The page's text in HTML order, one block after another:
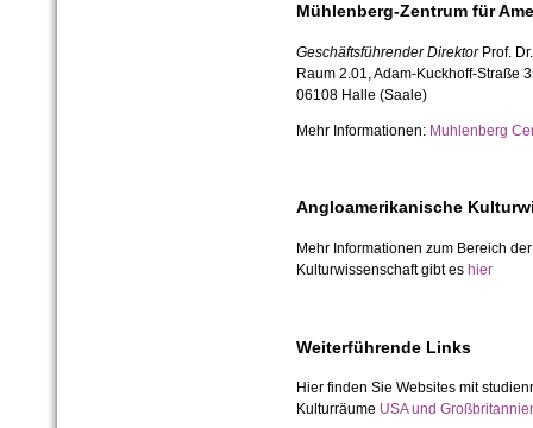
Mühlenberg-Zentrum für
Geschäftsführender Direktor Prof.
Raum 2.01, Adam-Kuckhoff-Straße
06108 Halle (Saale)
Mehr Informationen: Muhlenberg
Angloamerikanische
Mehr Informationen zum Bereich
Kulturwissenschaft gibt es hier
Weiterführende Links
Hier finden Sie Websites mit
Kulturräume USA und